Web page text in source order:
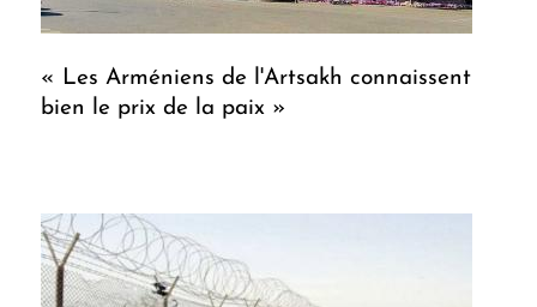
« Les Arméniens de l'Artsakh connaissent
bien le prix de la paix »